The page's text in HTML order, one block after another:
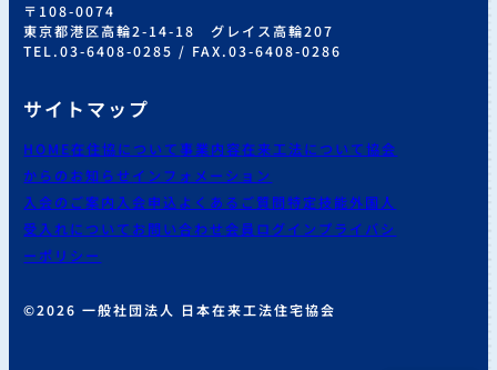
〒108-0074
東京都港区高輪2-14-18 グレイス高輪207
TEL.03-6408-0285 / FAX.03-6408-0286
サイトマップ
HOME在住協について事業内容在来工法について協会
からのお知らせインフォメーション
入会のご案内 入会申込よくあるご質問特定技能外国人
受入れについて お問い合わせ会員ログイン プライバシ
ーポリシー
©2026 一般社団法人 日本在来工法住宅協会